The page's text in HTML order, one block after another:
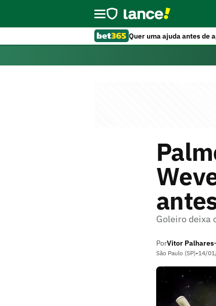
Quer uma ajuda antes de
Goleiro deixa
PorVitor Palhares•
São Paulo (SP)•14/